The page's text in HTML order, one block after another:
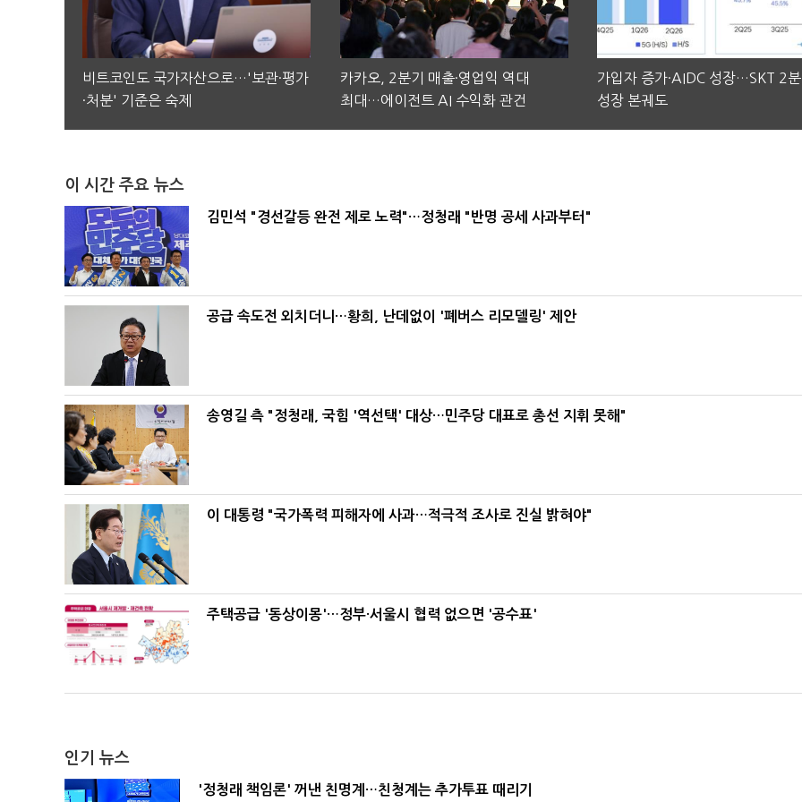
비트코인도 국가자산으로…'보관·평가
·처분' 기준은 숙제
카카오, 2분기 매출·영업익 역대
최대…에이전트 AI 수익화 관건
가입자 증가·AIDC 성장…SKT 2
성장 본궤도
이 시간 주요 뉴스
김민석 "경선갈등 완전 제로 노력"…정청래 "반명 공세 사과부터"
공급 속도전 외치더니…황희, 난데없이 '폐버스 리모델링' 제안
송영길 측 "정청래, 국힘 '역선택' 대상…민주당 대표로 총선 지휘 못해"
이 대통령 "국가폭력 피해자에 사과…적극적 조사로 진실 밝혀야"
주택공급 '동상이몽'…정부·서울시 협력 없으면 '공수표'
인기 뉴스
'정청래 책임론' 꺼낸 친명계…친청계는 추가투표 때리기